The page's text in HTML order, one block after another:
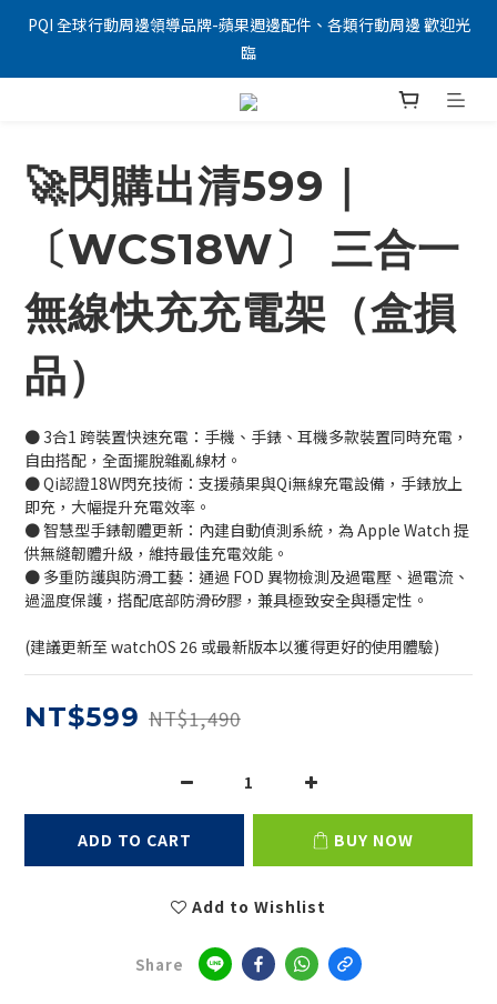
PQI 全球行動周邊領導品牌-蘋果週邊配件、各類行動周邊 歡迎光
臨
🚀閃購出清599｜
〔WCS18W〕 三合一
無線快充充電架（盒損
品）
● 3合1 跨裝置快速充電：手機、手錶、耳機多款裝置同時充電，
自由搭配，全面擺脫雜亂線材。
● Qi認證18W閃充技術：支援蘋果與Qi無線充電設備，手錶放上
即充，大幅提升充電效率。
● 智慧型手錶韌體更新：內建自動偵測系統，為 Apple Watch 提
供無縫韌體升級，維持最佳充電效能。
● 多重防護與防滑工藝：通過 FOD 異物檢測及過電壓、過電流、
過溫度保護，搭配底部防滑矽膠，兼具極致安全與穩定性。
(建議更新至 watchOS 26 或最新版本以獲得更好的使用體驗)
NT$599 NT$1,490
ADD TO CART BUY NOW
Add to Wishlist
Share